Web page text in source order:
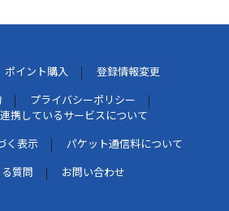
ポイント購入
登録情報変更
プライバシーポリシー
携しているサービスについて
く表示
パケット通信料について
質問
お問い合わせ